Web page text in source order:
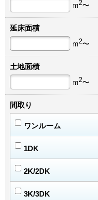
m2〜
延床面積
m2〜
土地面積
m2〜
間取り
ワンルーム
1DK
2K/2DK
3K/3DK